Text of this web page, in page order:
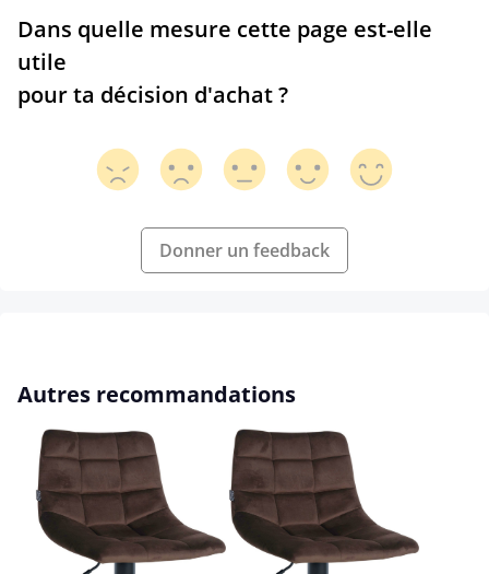
Dans quelle mesure cette page est-elle
utile
pour ta décision d'achat ?
Donner un feedback
Ignorer la galerie de produits
Autres recommandations